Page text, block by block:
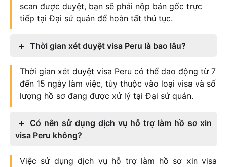
scan được duyệt, bạn sẽ phải nộp bản gốc trực
tiếp tại Đại sứ quán để hoàn tất thủ tục.
Thời gian xét duyệt visa Peru là bao lâu?
Thời gian xét duyệt visa Peru có thể dao động từ 7
đến 15 ngày làm việc, tùy thuộc vào loại visa và số
lượng hồ sơ đang được xử lý tại Đại sứ quán.
Có nên sử dụng dịch vụ hỗ trợ làm hồ sơ xin
visa Peru không?
Việc sử dụng dịch vụ hỗ trợ làm hồ sơ xin visa